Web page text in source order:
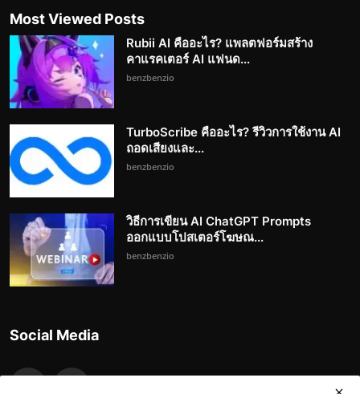
Most Viewed Posts
Rubii AI คืออะไร? แพลตฟอร์มสร้าง
คาแรคเตอร์ AI แฟนด...
benzbenzio
TurboScribe คืออะไร? รีวิวการใช้งาน AI
ถอดเสียงและ...
benzbenzio
วิธีการเขียน AI ChatGPT Prompts
ออกแบบโปสเตอร์โฆษณ...
benzbenzio
Social Media